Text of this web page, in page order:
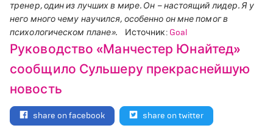
тренер, один из лучших в мире. Он – настоящий лидер. Я у
него много чему научился, особенно он мне помог в
психологическом плане».
Источник: Goal
Руководство «Манчестер Юнайтед»
сообщило Сульшеру прекраснейшую
новость
share on facebook share on twitter